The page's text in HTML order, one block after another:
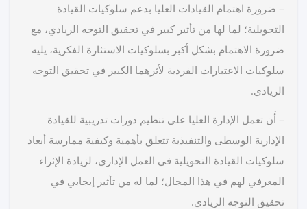
– ضرورة اهتمام القيادات العليا بدعم سلوكيات القيادة
التحويلية؛ لما لها من تأثير كبير في تحقيق التوجه الريادي، مع
ضرورة الاهتمام بشكل أكبر بسلوكيات الاستثارة الفكرية، يليه
سلوكيات الاعتبارات الفردية لأثرهما الكبير في تحقيق التوجه
الريادي.
– أَن تعمل الإدارة العليا على تنظيم دورات تدريبية للقيادة
الإدارية الوسطى والتنفيذية تتعلق بأهمية وكيفية ممارسة أبعاد
سلوكيات القيادة التحويلية في العمل الإداري، لزيادة الإثراء
المعرفي لهم في هذا المجال؛ لما له من تأثير إيجابي في
تحقيق التوجه الريادي.